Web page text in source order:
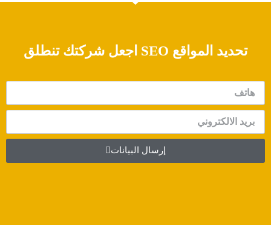
تحديد المواقع SEO اجعل شركتك تنطلق
إرسال البيانات